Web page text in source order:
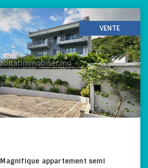
VENTE
Magnifique appartement semi